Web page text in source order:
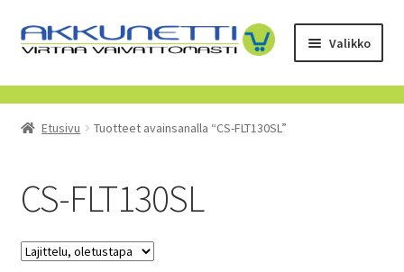
Siirry
navigointiin
Siirry
sisältöön
Valikko
Kauppa
Tietoa meistä
Yrityksille
Etusivu Tuotteet avainsanalla “CS-FLT130SL”
CS-FLT130SL